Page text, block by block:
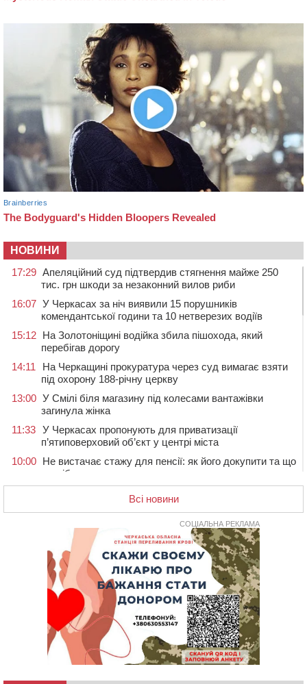
НОВИНИ
17:29 Апеляційний суд підтвердив стягнення майже 250
тис. грн шкоди за незаконний вилов риби
16:07 У Черкасах за ніч виявили 15 порушників
комендантської години та 10 нетверезих водіїв
15:12 На Золотоніщині водійка збила пішохода, який
перебігав дорогу
14:11
На Черкащині прокуратура через суд вимагає взяти
під охорону 188-річну церкву
13:00 У Смілі біля магазину під колесами вантажівки
загинула жінка
11:33 У Черкасах пропонують для приватизації
п’ятиповерховий об’єкт у центрі міста
10:00 Не вистачає стажу для пенсії: як його докупити та що
потрібно знати
У Черкасах виявили низку недоліків у гуртожитку, де
На Черкащині врятували рідкісного чорного грифа
(ФОТО)
Черкаси виділять близько 20 млн грн на роботу
ліцею “Перспектива” до кінця року
На Уманщині суд припинив право оренди земельних
ділянок, незаконно переданих іноземцем
Вихователька з Черкас і дві педагогині з області
стали фіналістками Global Teacher Prize Ukraine 2026
Всі новини
СОЦІАЛЬНА РЕКЛАМА